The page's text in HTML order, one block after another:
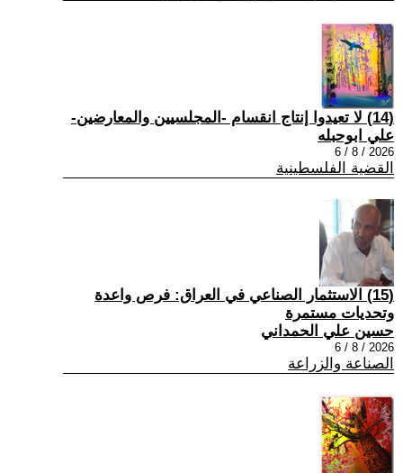
(14) لا تعيدوا إنتاج انقسام -المجلسيين والمعارضين-
علي ابوحبله
2026 / 8 / 6
القضية الفلسطينية
(15) الاستثمار الصناعي في العراق: فرص واعدة
وتحديات مستمرة
حسين علي الحمداني
2026 / 8 / 6
الصناعة والزراعة